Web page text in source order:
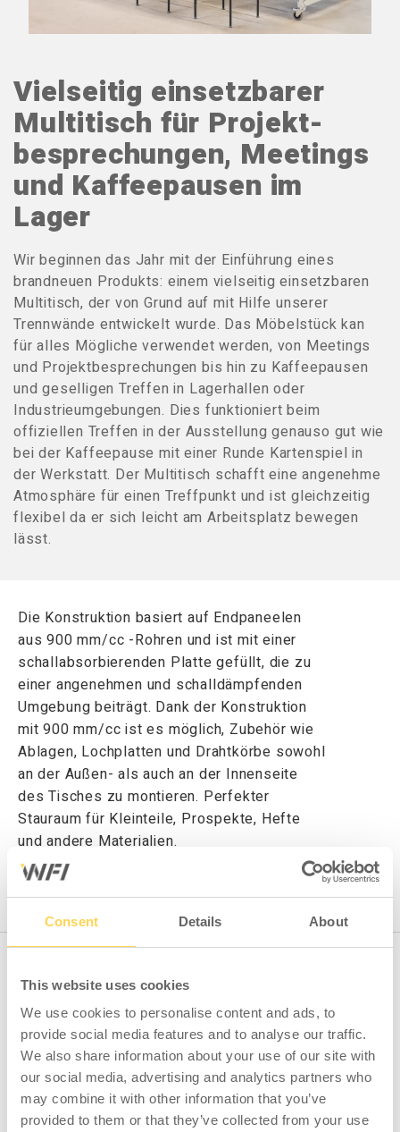
Consent Details About
This website uses cookies
We use cookies to personalise content and ads, to
provide social media features and to analyse our traffic.
We also share information about your use of our site with
our social media, advertising and analytics partners who
may combine it with other information that you’ve
provided to them or that they’ve collected from your use
Vielseitig einsetzbarer
Multitisch für Projekt-
besprechungen, Meetings
und Kaffeepausen im
Lager
Wir beginnen das Jahr mit der Einführung eines
brandneuen Produkts: einem vielseitig einsetzbaren
Multitisch, der von Grund auf mit Hilfe unserer
Trennwände entwickelt wurde. Das Möbelstück kan
für alles Mögliche verwendet werden, von Meetings
und Projektbesprechungen bis hin zu Kaffeepausen
und geselligen Treffen in Lagerhallen oder
Industrieumgebungen. Dies funktioniert beim
offiziellen Treffen in der Ausstellung genauso gut wie
bei der Kaffeepause mit einer Runde Kartenspiel in
der Werkstatt. Der Multitisch schafft eine angenehme
Atmosphäre für einen Treffpunkt und ist gleichzeitig
flexibel da er sich leicht am Arbeitsplatz bewegen
lässt.
Die Konstruktion basiert auf Endpaneelen
aus 900 mm/cc -Rohren und ist mit einer
schallabsorbierenden Platte gefüllt, die zu
einer angenehmen und schalldämpfenden
Umgebung beiträgt. Dank der Konstruktion
mit 900 mm/cc ist es möglich, Zubehör wie
Ablagen, Lochplatten und Drahtkörbe sowohl
an der Außen- als auch an der Innenseite
des Tisches zu montieren. Perfekter
Stauraum für Kleinteile, Prospekte, Hefte
und andere Materialien.
MOBILER MULTITISCH
Mobiler Multitisch
2000x1000 mm
Drahtkorb 900x175x100
mm NCS6502B